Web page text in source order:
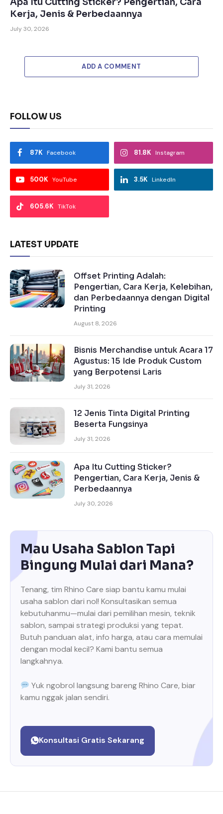
Kerja, Jenis & Perbedaannya
July 30, 2026
ADD A COMMENT
FOLLOW US
Facebook
87K Instagram
81.8K
YouTube
500K LinkedIn
3.5K
TikTok
605.6K
LATEST UPDATE
Offset Printing Adalah:
Pengertian, Cara Kerja, Kelebihan,
dan Perbedaannya dengan Digital
Printing
August 8, 2026
Bisnis Merchandise untuk Acara 17
Agustus: 15 Ide Produk Custom
yang Berpotensi Laris
July 31, 2026
12 Jenis Tinta Digital Printing
Beserta Fungsinya
July 31, 2026
Apa Itu Cutting Sticker?
Pengertian, Cara Kerja, Jenis &
Perbedaannya
July 30, 2026
Mau Usaha Sablon Tapi
Bingung Mulai dari Mana?
Tenang, tim Rhino Care siap bantu kamu mulai
usaha sablon dari nol! Konsultasikan semua
kebutuhanmu—mulai dari pemilihan mesin, teknik
sablon, sampai strategi produksi yang tepat.
Butuh panduan alat, info harga, atau cara memulai
dengan modal kecil? Kami bantu semua
langkahnya.
Yuk ngobrol langsung bareng Rhino Care, biar
kamu nggak jalan sendiri.
Konsultasi Gratis Sekarang